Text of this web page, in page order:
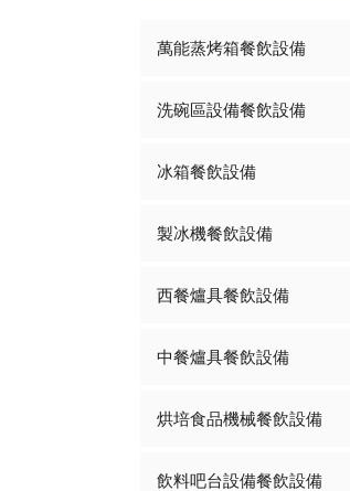
萬能蒸烤箱餐飲設備
洗碗區設備餐飲設備
冰箱餐飲設備
製冰機餐飲設備
西餐爐具餐飲設備
中餐爐具餐飲設備
烘培食品機械餐飲設備
飲料吧台設備餐飲設備